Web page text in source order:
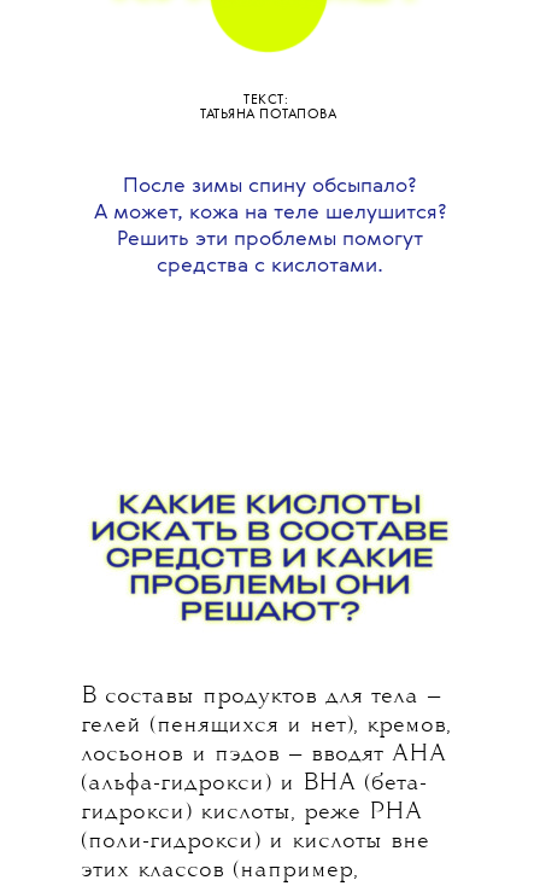
ТЕКСТ:
ТАТЬЯНА ПОТАПОВА
После зимы спину обсыпало?
А может, кожа на теле шелушится?
Решить эти проблемы помогут
средства с кислотами.
В составы продуктов для тела —
гелей (пенящихся и нет), кремов,
лосьонов и пэдов — вводят AHA
(альфа-гидрокси) и BHA (бета-
гидрокси) кислоты, реже PHA
(поли-гидрокси) и кислоты вне
этих классов (например,